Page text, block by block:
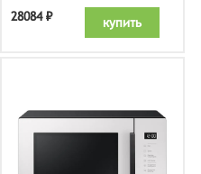
28084 ₽ купить